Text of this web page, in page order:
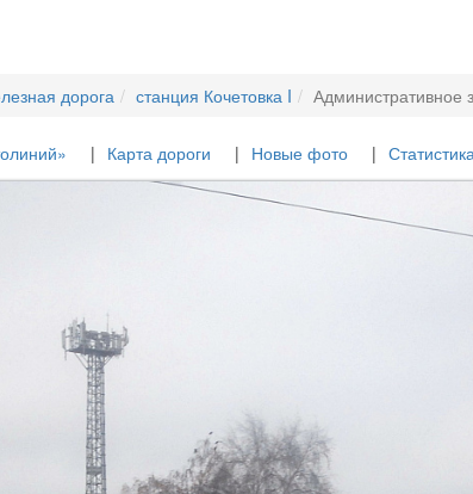
дорога станция Кочетовка I Административное
Карта дороги Новые фото